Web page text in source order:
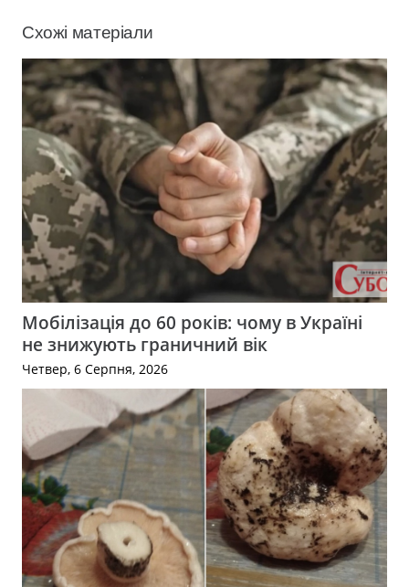
Схожі матеріали
Мобілізація до 60 років: чому в Україні
не знижують граничний вік
Четвер, 6 Серпня, 2026